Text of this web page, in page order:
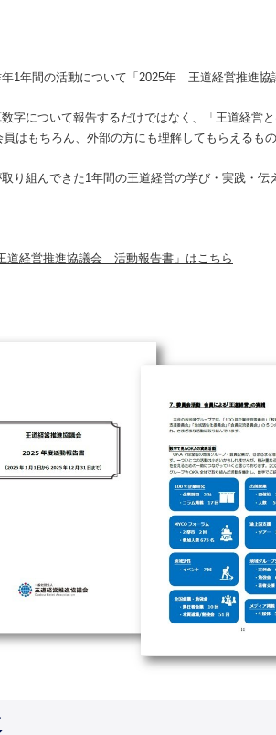
1年間の活動について「2025年 王道経営推進協
字について報告するだけではなく、「王道経営
はもちろん、外部の方にも理解してもらえるも
り組んできた1年間の王道経営の学び・実践・伝
道経営推進協議会 活動報告書」はこちら